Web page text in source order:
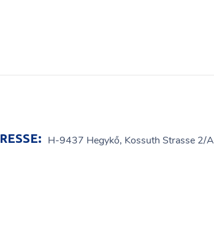
H-9437 Hegykő, Kossuth Strasse 2/A